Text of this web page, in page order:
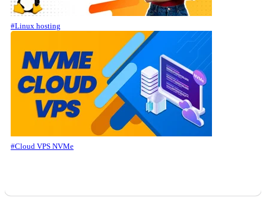
#Linux hosting
#Cloud VPS NVMe